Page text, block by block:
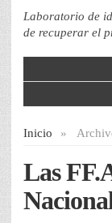
Laboratorio de
de recuperar el
Inicio »
Las